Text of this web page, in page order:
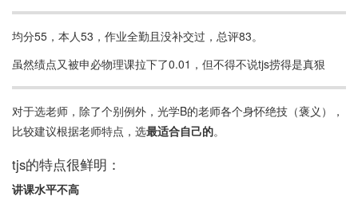
靠自学补充知识的学生选课的课程。有意选课的学生应结合自身学
习习惯与需求进行选择。
均分55，本人53，作业全勤且没补交过，总评83。
虽然绩点又被申必物理课拉下了0.01，但不得不说tjs捞得是真狠
对于选老师，除了个别例外，光学B的老师各个身怀绝技（褒义），
比较建议根据老师特点，选最适合自己的。
tjs的特点很鲜明：
讲课水平不高